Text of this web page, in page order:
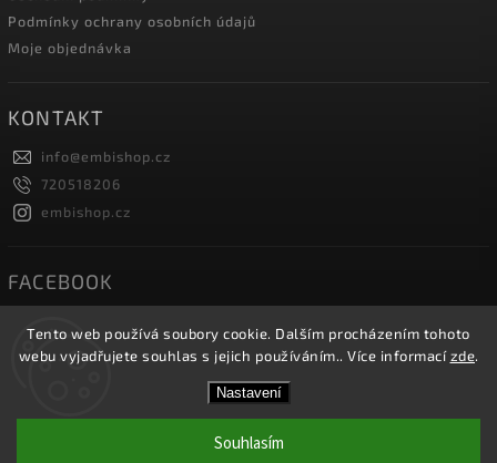
Tento web používá soubory cookie. Dalším procházením tohoto
webu vyjadřujete souhlas s jejich používáním.. Více informacízde.
Nastavení
Souhlasím
Podmínky ochrany osobních údajů
Moje objednávka
KONTAKT
info@embishop.cz
720518206
embishop.cz
FACEBOOK
Embishop.cz. Všechna práva vyhrazena.
Shoptet